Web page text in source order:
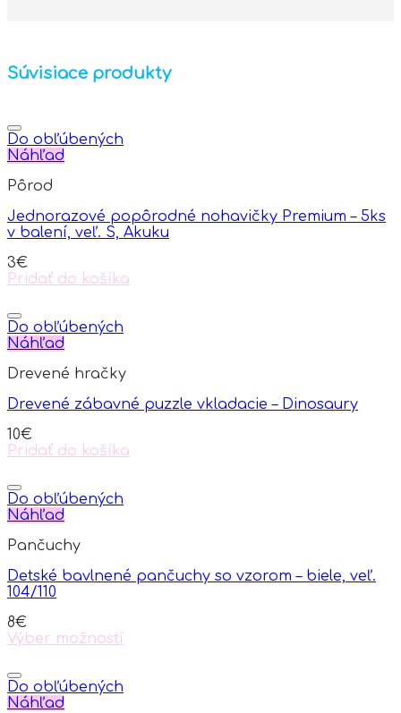
Súvisiace produkty
Do obľúbených
Náhľad
Pôrod
Jednorazové popôrodné nohavičky Premium – 5ks
v balení, veľ. S, Akuku
3€
Pridať do košíka
Do obľúbených
Náhľad
Drevené hračky
Drevené zábavné puzzle vkladacie – Dinosaury
10€
Pridať do košíka
Do obľúbených
Náhľad
Pančuchy
Detské bavlnené pančuchy so vzorom – biele, veľ.
104/110
8€
Výber možností
product
has
multiple
Do obľúbených
Náhľad